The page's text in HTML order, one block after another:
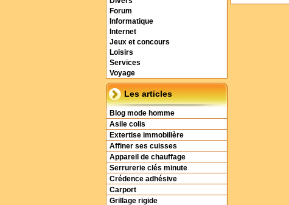
Forum
Informatique
Internet
Jeux et concours
Loisirs
Services
Voyage
Les articles
Blog mode homme
Asile colis
Extertise immobilière
Affiner ses cuisses
Appareil de chauffage
Serrurerie clés minute
Crédence adhésive
Carport
Grillage rigide